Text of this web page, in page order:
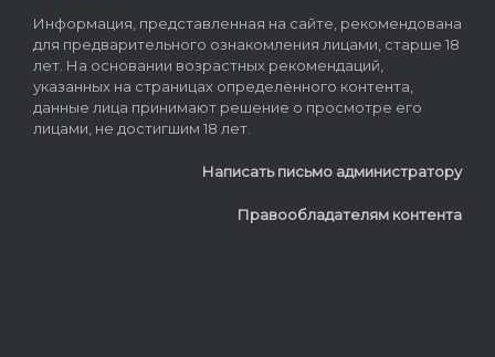
Информация, представленная на сайте, рекомендована
для предварительного ознакомления лицами, старше 18
лет. На основании возрастных рекомендаций,
указанных на страницах определённого контента,
данные лица принимают решение о просмотре его
лицами, не достигшим 18 лет.
Написать письмо администратору
Правообладателям контента